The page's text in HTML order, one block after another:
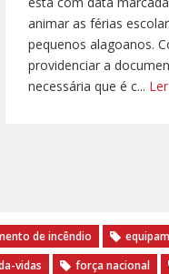
animar as férias
pequenos alagoanos.
providenciar a
necessária que é c...
de incêndio
vidas força nacional